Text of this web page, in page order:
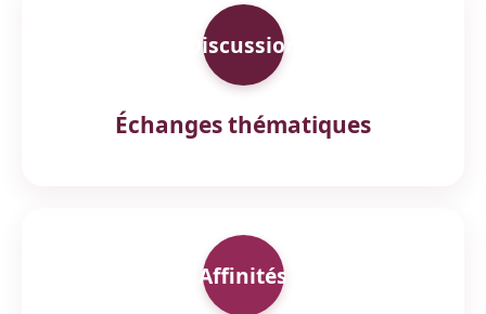
Discussion
Échanges thématiques
Affinités